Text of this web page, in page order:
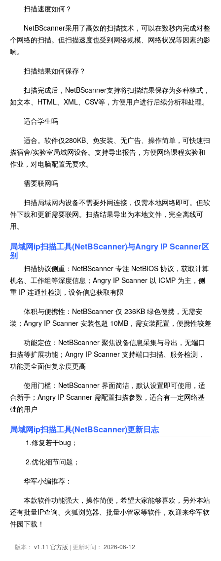
扫描速度如何？
NetBScanner采用了高效的扫描技术，可以在数秒内完成对整
个网络的扫描。但扫描速度也受到网络规模、网络状况等因素的影
响。
扫描结果如何保存？
扫描完成后，NetBScanner支持将扫描结果保存为多种格式，
如文本、HTML、XML、CSV等，方便用户进行后续分析和处理。
适合学生吗
适合。软件仅280KB、免安装、无广告、操作简单，可快速扫
描宿舍/实验室局域网设备。支持导出报告，方便网络课程实验和
作业，对电脑配置无要求。
需要联网吗
扫描局域网内设备不需要外网连接，仅需本地网络即可。但软
件下载和更新需要联网。扫描结果导出为本地文件，完全离线可
用。
局域网ip扫描工具(NetBScanner)与Angry IP Scanner区
别
扫描协议侧重：NetBScanner 专注 NetBIOS 协议，获取计算
机名、工作组等深度信息；Angry IP Scanner 以 ICMP 为主，侧
重 IP 连通性检测，设备信息获取有限
体积与便携性：NetBScanner 仅 236KB 绿色便携，无需安
装；Angry IP Scanner 安装包超 10MB，需安装配置，便携性较差
功能定位：NetBScanner 聚焦设备信息采集与导出，无端口
扫描等扩展功能；Angry IP Scanner 支持端口扫描、服务检测，
功能更全面但复杂度更高
使用门槛：NetBScanner 界面简洁，默认设置即可使用，适
合新手；Angry IP Scanner 需配置扫描参数，适合有一定网络基
础的用户
局域网ip扫描工具(NetBScanner)更新日志
1.修复若干bug；
2.优化细节问题；
华军小编推荐：
本款软件功能强大，操作简便，希望大家能够喜欢，另外本站
还有批量IP查询、火狐浏览器、批量小管家等软件，欢迎来华军软
件园下载！
版本： v1.11 官方版 | 更新时间： 2026-06-12